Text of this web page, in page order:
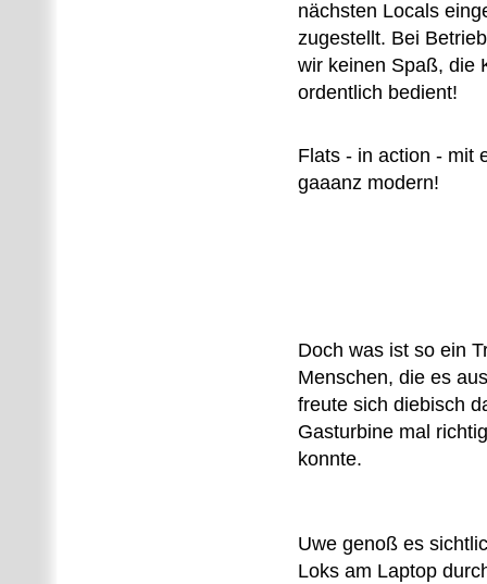
nächsten Locals
zugestellt. Bei
wir keinen Spaß, die
ordentlich bedient!
Flats - in action - mit
gaaanz modern!
Doch was ist so ein
Menschen, die es
freute sich diebisch
Gasturbine mal
konnte.
Uwe genoß es
Loks am Laptop